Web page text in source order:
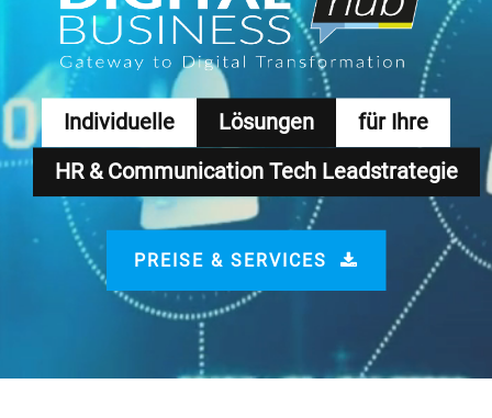
Individuelle Lösungen
für Ihre
HR & Communication Tech Leadstrategie
PREISE & SERVICES